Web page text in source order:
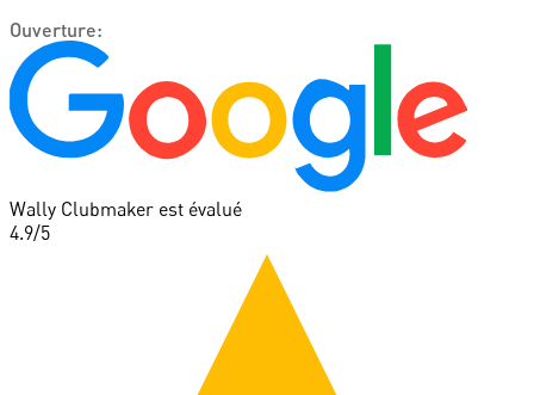
Ouverture:
Wally Clubmaker est évalué
4.9/5